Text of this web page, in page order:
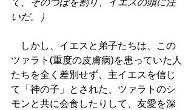
いだ。）
しかし、イエスと弟子たちは、この
ツァラト(重度の皮膚病)を患っていた人
たちを全く差別せず、主イエスを信じ
て「神の子」とされた、ツァラトのシ
モンと共に会食したりして、友愛を深